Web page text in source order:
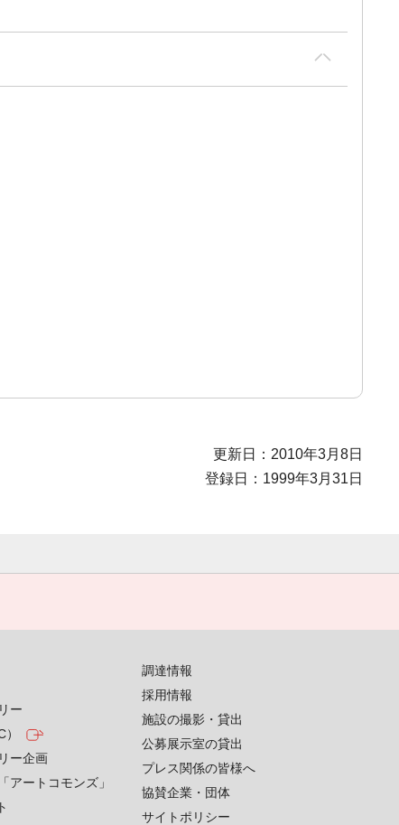
更新日：2010年3月8日
登録日：1999年3月31日
ー
ー企画
アートコモンズ」
調達情報
採用情報
施設の撮影・貸出
公募展示室の貸出
プレス関係の皆様へ
協賛企業・団体
サイトポリシー